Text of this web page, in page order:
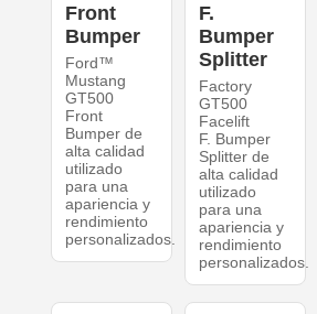
Front
Bumper
Ford™
Mustang
GT500
Front
Bumper de
alta calidad
utilizado
para una
apariencia y
rendimiento
personalizados.
F.
Bumper
Splitter
Factory
GT500
Facelift
F. Bumper
Splitter de
alta calidad
utilizado
para una
apariencia y
rendimiento
personalizados.